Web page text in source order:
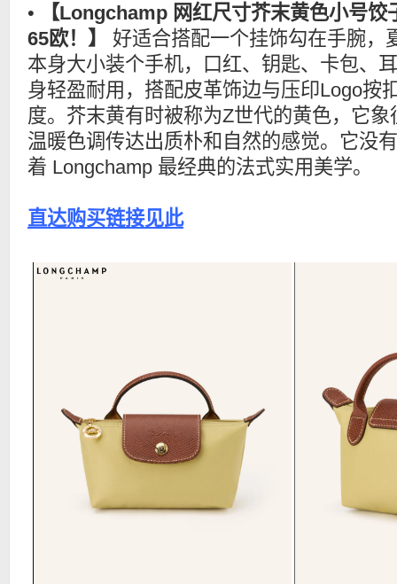
• 【Longchamp 网红尺寸芥末黄色小号饺
65欧！】
好适合搭配一个挂饰勾在手腕，
本身大小装个手机，口红、钥匙、卡包、
身轻盈耐用，搭配皮革饰边与压印Logo按
度。芥末黄有时被称为Z世代的黄色，它
温暖色调传达出质朴和自然的感觉。它没
着 Longchamp 最经典的法式实用美学。
直达购买链接见此